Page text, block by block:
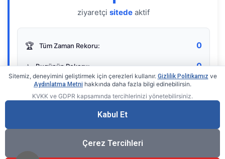
ziyaretçi sitede aktif
🏆 Tüm Zaman Rekoru: 0
⭐ Bugünün Rekoru: 0
Gerçek zamanlı sayaç
Sitemiz, deneyimini geliştirmek için çerezleri kullanır. Gizlilik Politikamız ve
Aydınlatma Metni hakkında daha fazla bilgi edinebilirsin.
KVKK ve GDPR kapsamında tercihlerinizi yönetebilirsiniz.
Kabul Et
Çerez Tercihleri